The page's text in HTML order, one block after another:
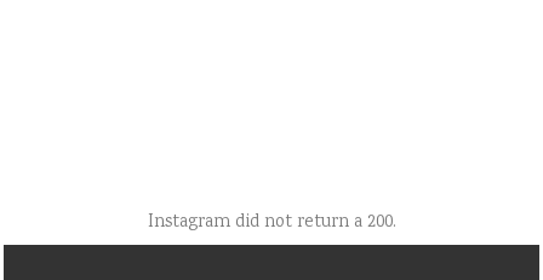
Instagram did not return a 200.